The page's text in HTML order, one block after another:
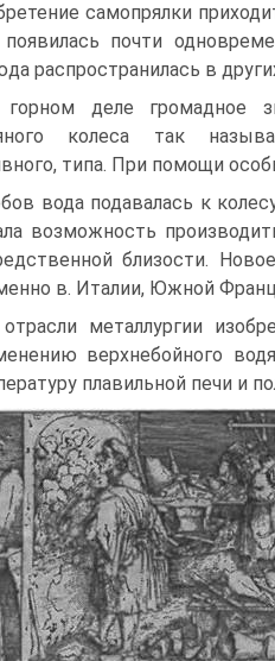
самопрялки
почти
распро­странилась в других
деле громадное
колеса так
типа. При помощи
вода подавалась к
возможность
близости.
в. Италии, Южной
металлургии
верхнебойного
плавильной печи и